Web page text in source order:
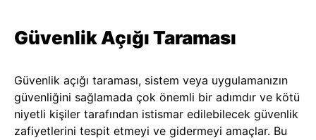
Güvenlik Açığı Taraması
Güvenlik açığı taraması, sistem veya uygulamanızın
güvenliğini sağlamada çok önemli bir adımdır ve kötü
niyetli kişiler tarafından istismar edilebilecek güvenlik
zafiyetlerini tespit etmeyi ve gidermeyi amaçlar. Bu